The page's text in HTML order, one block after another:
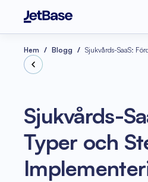
Industrier
Tjänster
Tekniker
Hem Blogg Sjukvårds-SaaS:
Sjukvårds-
Typer och